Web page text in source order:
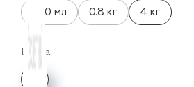
520 мл 0.8 кг 4 кг
Цвета: